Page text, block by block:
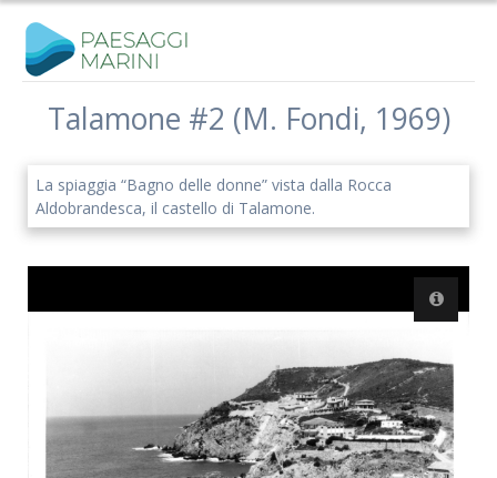
Iscriviti alla nostra newsletter
Rimani aggiornato sulle nostre iniziative e l'andamento del
Salta
Talamone #2 (M. Fondi, 1969)
La spiaggia “Bagno delle donne” vista dalla Rocca
Aldobrandesca, il castello di Talamone.